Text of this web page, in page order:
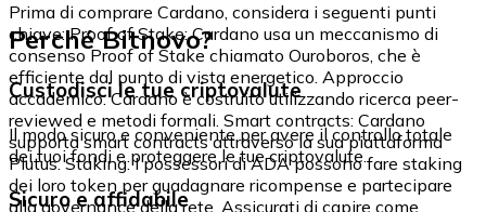
Prima di comprare Cardano, considera i seguenti punti
chiave: Proof of Stake: Cardano usa un meccanismo di
consenso Proof of Stake chiamato Ouroboros, che è
efficiente dal punto di vista energetico. Approccio
accademico: Cardano è costruito utilizzando ricerca peer-
reviewed e metodi formali. Smart contracts: Cardano
supporta smart contracts attraverso la sua piattaforma
Plutus. Staking: I possessori di ADA possono fare staking
dei loro token per guadagnare ricompense e partecipare
alla governance della rete. Assicurati di capire come
Perché Bitnovo?
Custodisci le tue criptovalute
Il modo sicuro e conveniente per avere il controllo totale
dei tuoi fondi e proteggere le tue criptovalute.
Sicuro e affidabile